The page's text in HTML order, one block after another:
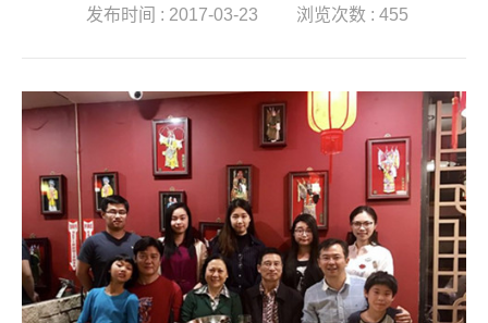
发布时间 : 2017-03-23 浏览次数 : 455